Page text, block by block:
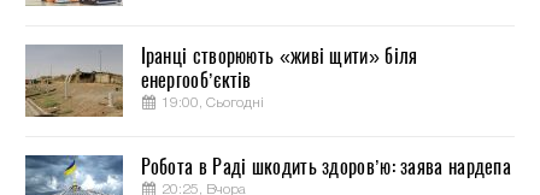
Іранці створюють «живі щити» біля
енергооб’єктів
19:00, Сьогодні
Робота в Раді шкодить здоров’ю: заява нардепа
20:25, Вчора